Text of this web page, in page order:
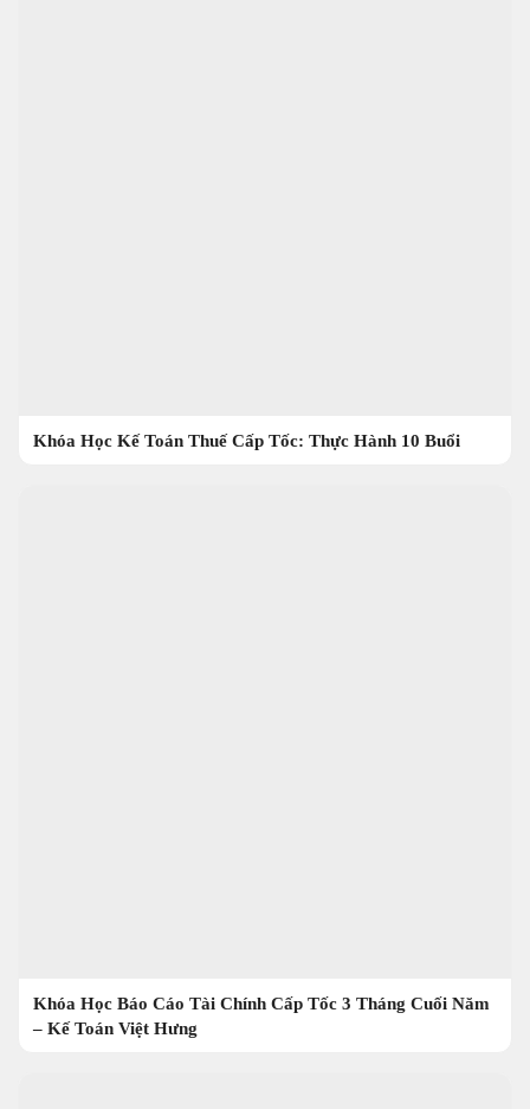
Khóa Học Kế Toán Thuế Cấp Tốc: Thực Hành 10 Buổi
Khóa Học Báo Cáo Tài Chính Cấp Tốc 3 Tháng Cuối Năm
– Kế Toán Việt Hưng